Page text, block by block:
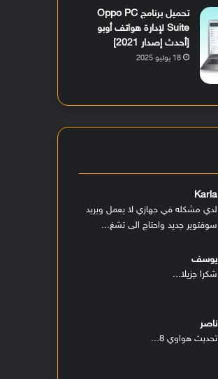
تحميل برنامج Oppo PC
Suite لإدارة هواتف أوبو
[أحدث إصدار 2021]
18 يوليو 2025
Karla
لدي مشكله في جهازي لا يعمل ويريد
سوفتوير جديد واحتاج الى تشغ...
يوسف
شكرا جزيلا...
ناصر
تحديث هواوي 8...